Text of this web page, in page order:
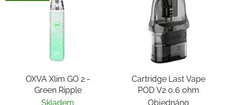
OXVA Xlim GO 2 -
Green Ripple
Skladem
Cartridge Last Vape
POD V2 0,6 ohm
Objednáno